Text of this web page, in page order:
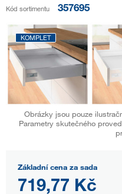
Kód sortimentu 357695
KOMPLET
Obrázky jsou pouze
Parametry skutečného
Základní cena za sada
719,77 Kč